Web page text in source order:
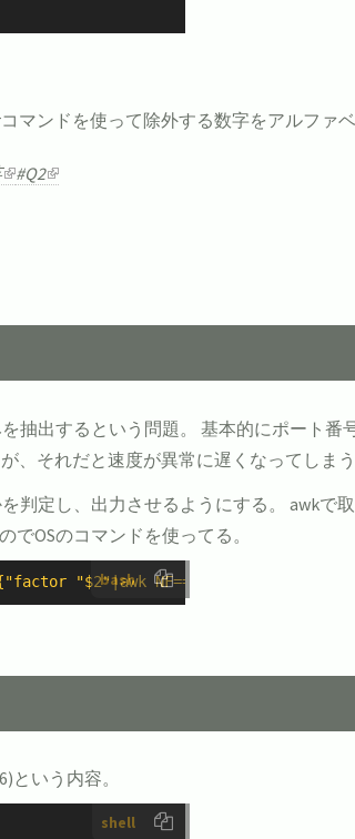
ンドを使って除外する数字をアルファ
#Q2
抽出するという問題。 基本的にポート
、それだと速度が異常に遅くなってしまう
判定し、出力させるようにする。 awkで
OSのコマンドを使ってる。
bash
"$2"|awk NF==2"|getline
いう内容。
shell